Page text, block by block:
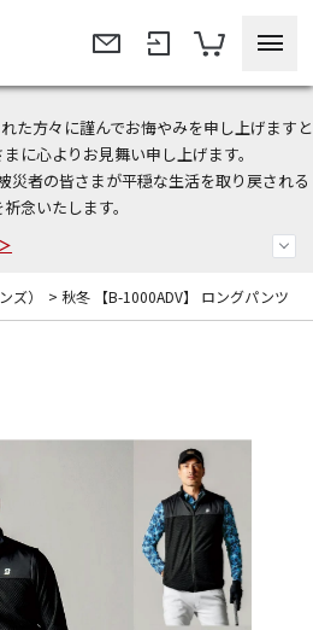
た方々に謹んでお悔やみを申し上げますと
に心よりお見舞い申し上げます。
災者の皆さまが平穏な生活を取り戻される
念いたします。
お問い合わせ＞
クーポンプレゼント！
ズ） > 秋冬 【B-1000ADV】 ロングパンツ